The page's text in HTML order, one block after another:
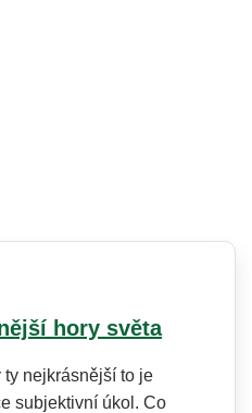
hory světa
ty nejkrásnější to je
subjektivní úkol. Co